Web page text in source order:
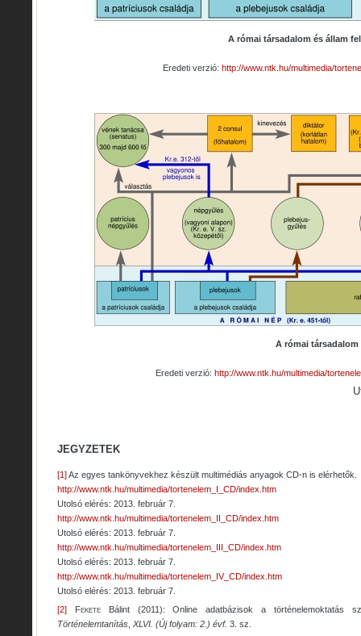
A római társadalom és állam
Eredeti verzió: http://www.ntk.hu/multimedia/
A római társadalom
Eredeti verzió: http://www.ntk.hu/multimedia/
JEGYZETEK
[1]Az egyes tankönyvekhez készült multimédiás anyagok CD-n is elérhetők.
http://www.ntk.hu/multimedia/tortenelem_I_CD/index.htm
Utolsó elérés: 2013. február 7.
http://www.ntk.hu/multimedia/tortenelem_II_CD/index.htm
Utolsó elérés: 2013. február 7.
http://www.ntk.hu/multimedia/tortenelem_III_CD/index.htm
Utolsó elérés: 2013. február 7.
http://www.ntk.hu/multimedia/tortenelem_IV_CD/index.htm
Utolsó elérés: 2013. február 7.
[2]
FeketeBálint (2011): Online adatbázisok a történelemoktatás
Történelemtanítás XLVI. (Új folyam: 2.) évf. 3. sz.